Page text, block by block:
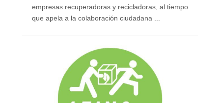
empresas recuperadoras y recicladoras, al tiempo
que apela a la colaboración ciudadana ...